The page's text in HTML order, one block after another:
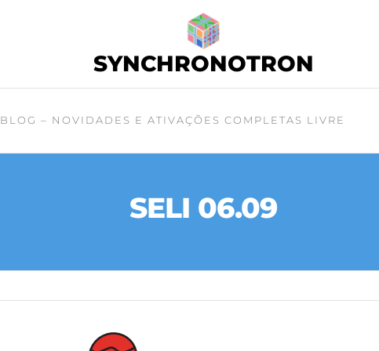
SYNCHRONOTRON
BLOG – NOVIDADES E ATIVAÇÕES COMPLETAS LIVRE
SELI 06.09